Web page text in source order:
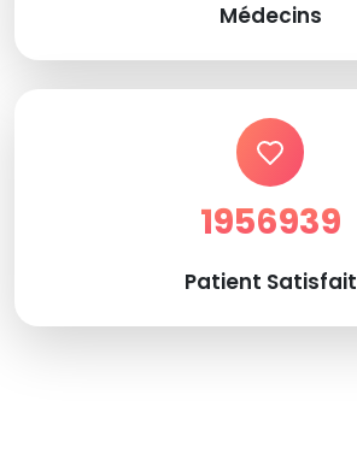
Médecins
1956939
Patient Satisfait